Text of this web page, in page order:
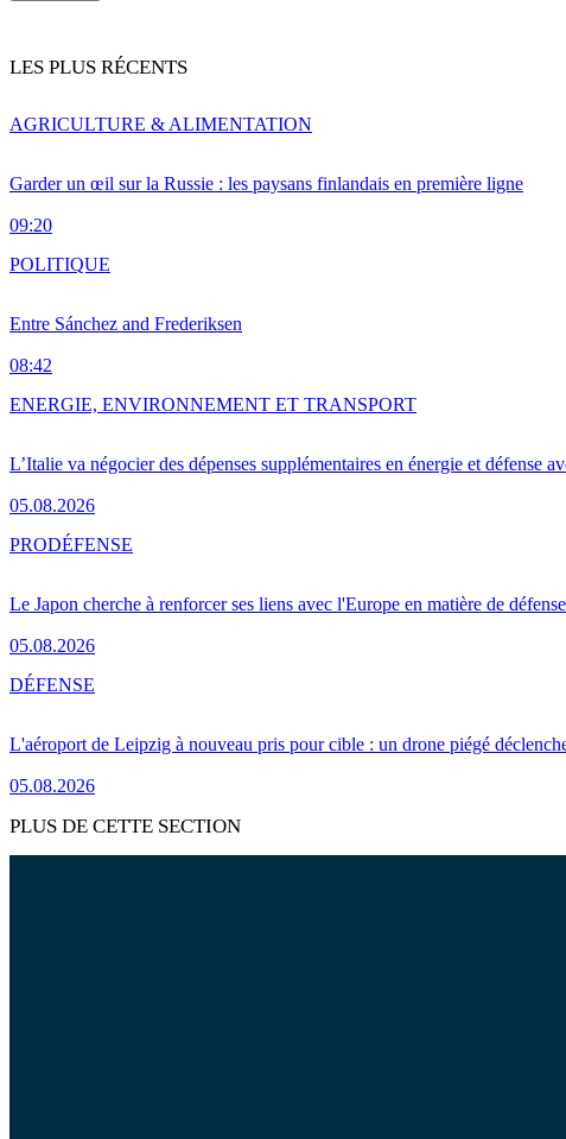
LES PLUS RÉCENTS
Garder un œil sur la Russie : les paysans finlandais en première ligne
09:20
AGRICULTURE & ALIMENTATION
Entre Sánchez and Frederiksen
08:42
POLITIQUE
L’Italie va négocier des dépenses supplémentaires en énergie et défense
05.08.2026
ENERGIE, ENVIRONNEMENT ET TRANSPORT
Le Japon cherche à renforcer ses liens avec l'Europe en matière de défense
05.08.2026
PRODÉFENSE
L'aéroport de Leipzig à nouveau pris pour cible : un drone piégé
05.08.2026
DÉFENSE
PLUS DE CETTE SECTION